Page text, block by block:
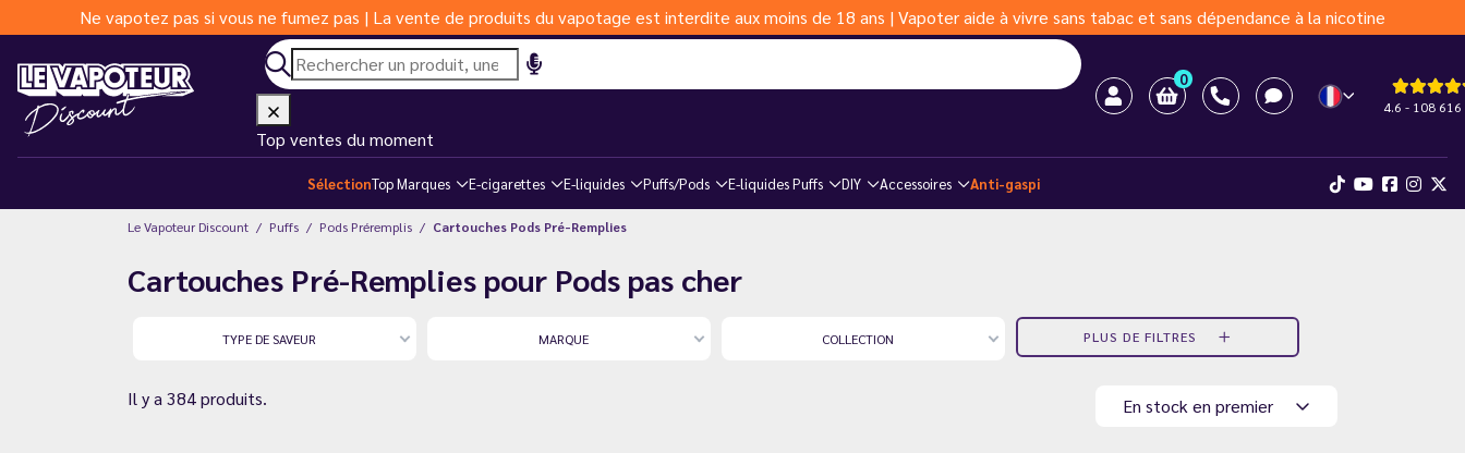
Ne vapotez pas si vous ne fumez pas | La vente de produits du vapotage est interdite aux moins de 18 ans | Vapoter aide à vivre sans tabac et sans dépendance à la nicotine
0
4.6 - 108 616
Top ventes du moment
SélectionTop Marques E-cigarettes E-liquides Puffs/Pods E-liquides Puffs DIY Accessoires Anti-gaspi
Le Vapoteur Discount Puffs Pods Préremplis Cartouches Pods Pré-Remplies
Cartouches Pré-Remplies pour Pods pas cher
TYPE DE SAVEUR MARQUE COLLECTION PLUS DE FILTRES
Il y a 384 produits. En stock en premier